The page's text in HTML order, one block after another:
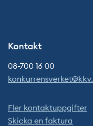
Kontakt
08-700 16 00
Fler kontaktuppgifter
Skicka en faktura